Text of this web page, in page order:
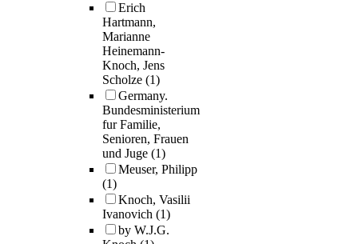
Erich
Hartmann,
Marianne
Heinemann-
Knoch, Jens
Scholze (1)
Germany.
Bundesministerium
fur Familie,
Senioren, Frauen
und Juge (1)
Meuser, Philipp
(1)
Knoch, Vasilii
Ivanovich (1)
by W.J.G.